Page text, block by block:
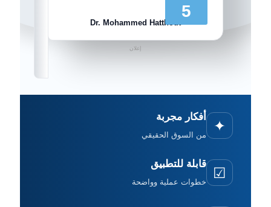
Dr. Mohammed Hatthout
إعلان
5
✦
أفكار مجربة
من السوق الحقيقي
☑
قابلة للتطبيق
خطوات عملية وواضحة